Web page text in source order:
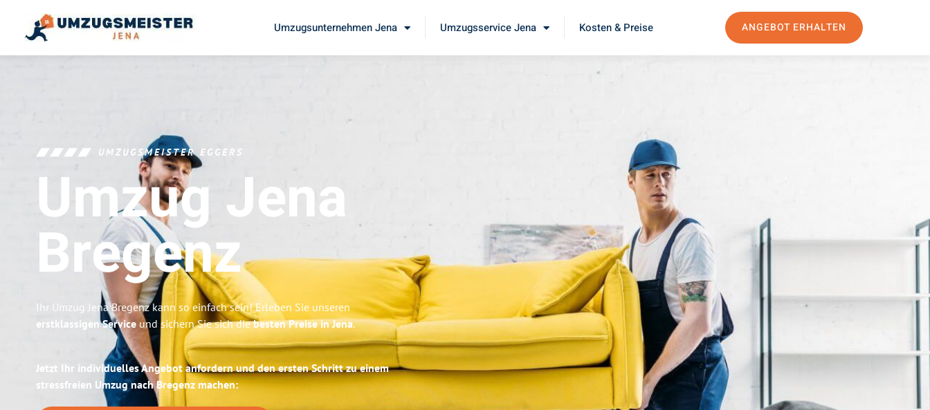
Umzugsunternehmen Jena Umzugsservice Jena Kosten & Preise ANGEBOT ERHALTEN
UMZUGSMEISTER EGGERS
Umzug Jena
Bregenz
Ihr Umzug Jena Bregenz kann so einfach sein! Erleben Sie unseren
erstklassigen Service und sichern Sie sich diebesten Preise in Jena.
Jetzt Ihr individuelles Angebot anfordern und den ersten Schritt zu einem
stressfreien Umzug nach Bregenz machen: